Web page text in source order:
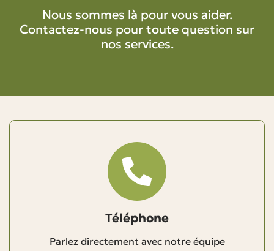
Nous sommes là pour vous aider.
Contactez-nous pour toute question sur
nos services.
Téléphone
Parlez directement avec notre équipe